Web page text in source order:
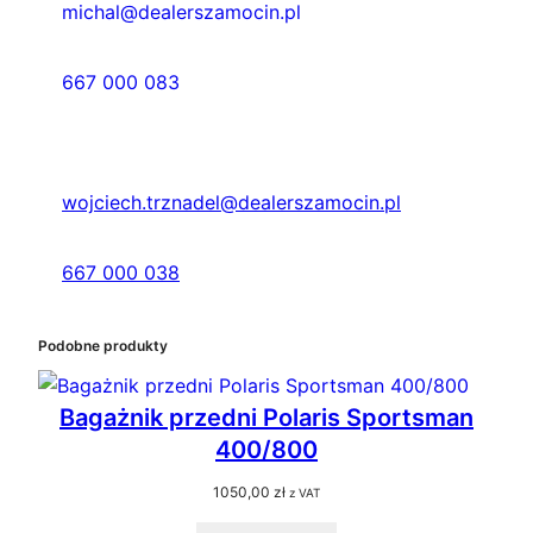
michal@dealerszamocin.pl
667 000 083
wojciech.trznadel@dealerszamocin.pl
667 000 038
Podobne produkty
Bagażnik przedni Polaris Sportsman
400/800
1050,00 zł z VAT